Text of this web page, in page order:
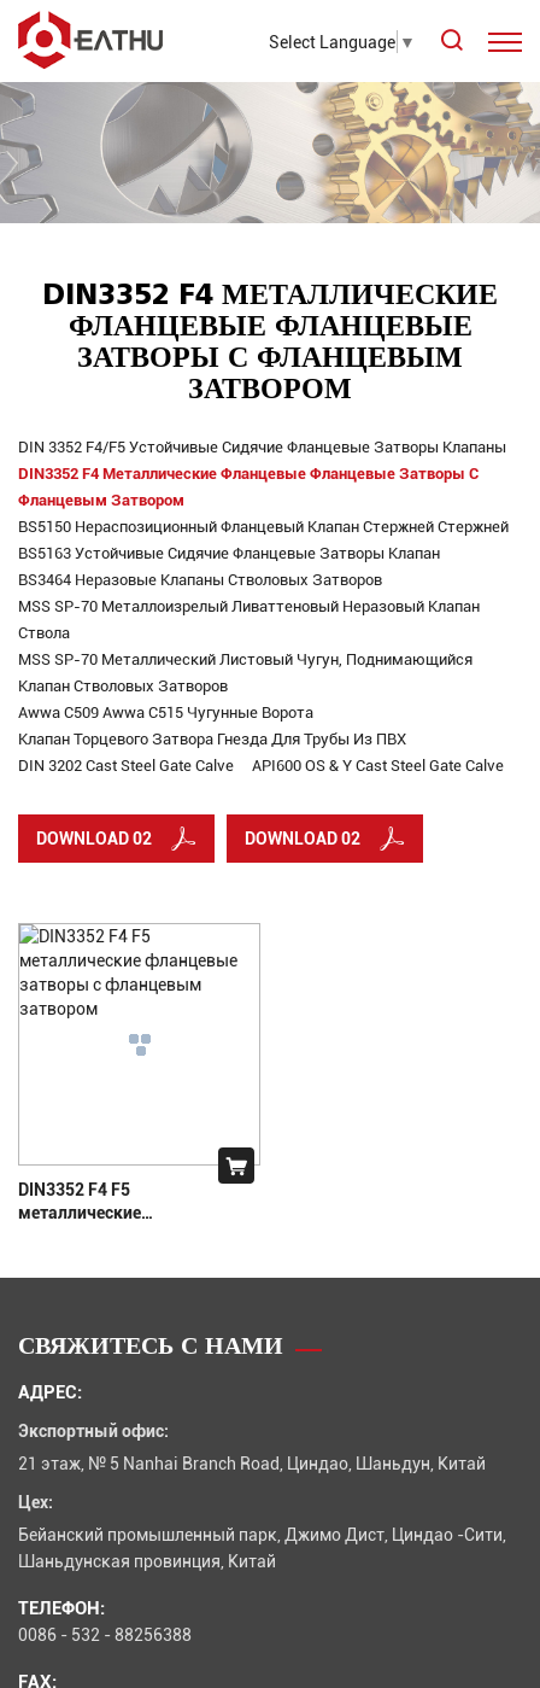
Select Language ▼
DIN3352 F4 МЕТАЛЛИЧЕСКИЕ
ФЛАНЦЕВЫЕ ФЛАНЦЕВЫЕ
ЗАТВОРЫ С ФЛАНЦЕВЫМ
ЗАТВОРОМ
DIN 3352 F4/F5 Устойчивые Сидячие Фланцевые Затворы Клапаны
DIN3352 F4 Металлические Фланцевые Фланцевые Затворы С
Фланцевым Затвором
BS5150 Нераспозиционный Фланцевый Клапан Стержней Стержней
BS5163 Устойчивые Сидячие Фланцевые Затворы Клапан
BS3464 Неразовые Клапаны Стволовых Затворов
MSS SP-70 Металлоизрелый Ливаттеновый Неразовый Клапан
Ствола
MSS SP-70 Металлический Листовый Чугун, Поднимающийся
Клапан Стволовых Затворов
Awwa C509 Awwa C515 Чугунные Ворота
Клапан Торцевого Затвора Гнезда Для Трубы Из ПВХ
DIN 3202 Cast Steel Gate Calve
API600 OS & Y Cast Steel Gate Calve
DOWNLOAD 02 DOWNLOAD 02
DIN3352 F4 F5
металлические
затвором
СВЯЖИТЕСЬ С НАМИ
АДРЕС:
Экспортный офис:
21 этаж, № 5 Nanhai Branch Road, Циндао, Шаньдун, Китай
Цех:
Бейанский промышленный парк, Джимо Дист, Циндао -Сити,
Шаньдунская провинция, Китай
ТЕЛЕФОН:
0086 - 532 - 88256388
FAX: